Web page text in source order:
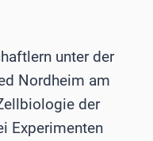
unter der
Nordheim am
der
Experimenten